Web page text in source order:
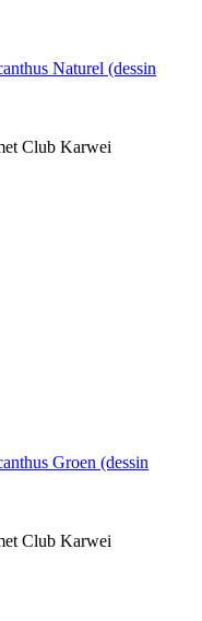
Naturel (dessin
Club Karwei
Groen (dessin
Club Karwei